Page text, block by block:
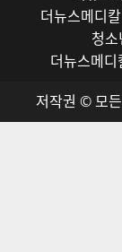
더뉴스메디
청
더뉴스메
저작권 © 모